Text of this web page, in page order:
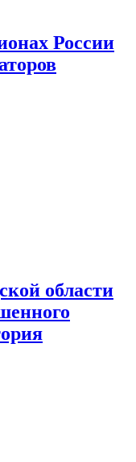
России
области